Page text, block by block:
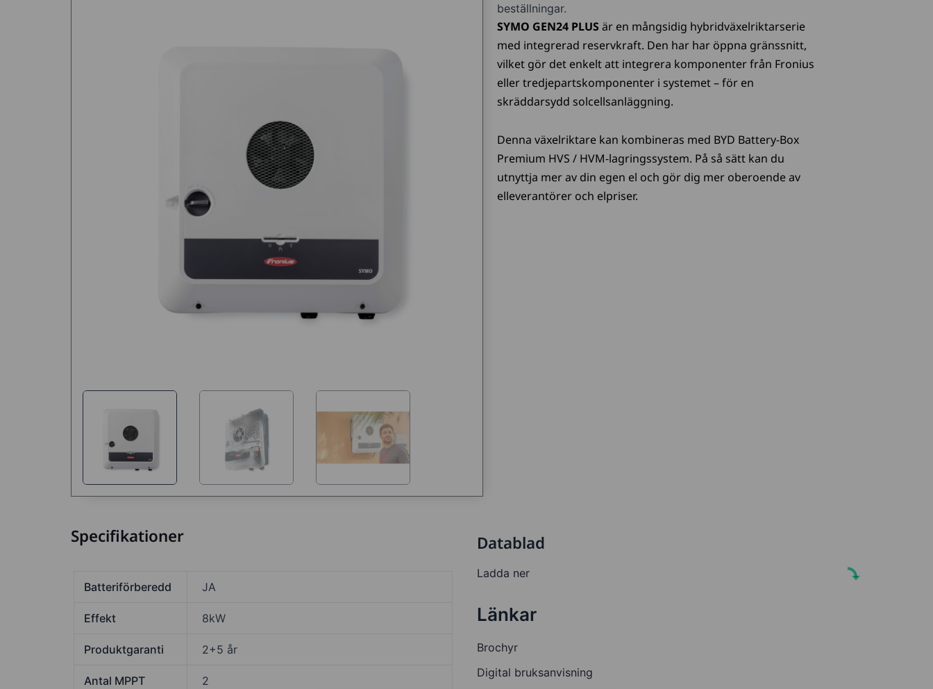
beställningar.
SYMO GEN24 PLUS är en mångsidig hybridväxelriktarserie
med integrerad reservkraft. Den har har öppna gränssnitt,
vilket gör det enkelt att integrera komponenter från Fronius
eller tredjepartskomponenter i systemet – för en
skräddarsydd solcellsanläggning.
Denna växelriktare kan kombineras med BYD Battery-Box
Premium HVS / HVM-lagringssystem. På så sätt kan du
utnyttja mer av din egen el och gör dig mer oberoende av
elleverantörer och elpriser.
Specifikationer
Batteriförberedd JA
Effekt 8kW
Produktgaranti 2+5 år
Antal MPPT 2
Datablad
Ladda ner
Länkar
Brochyr
Digital bruksanvisning